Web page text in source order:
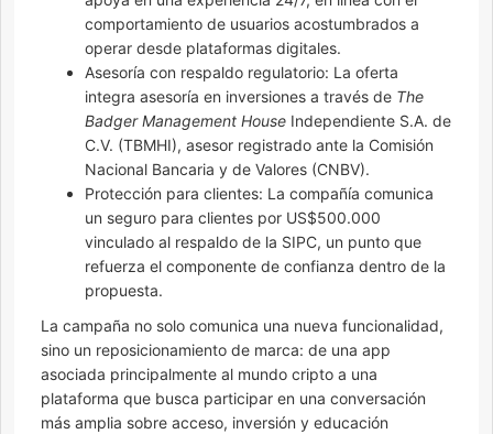
comportamiento de usuarios acostumbrados a
operar desde plataformas digitales.
Asesoría con respaldo regulatorio: La oferta
integra asesoría en inversiones a través de The
Badger Management House Independiente S.A. de
C.V. (TBMHI), asesor registrado ante la Comisión
Nacional Bancaria y de Valores (CNBV).
Protección para clientes: La compañía comunica
un seguro para clientes por US$500.000
vinculado al respaldo de la SIPC, un punto que
refuerza el componente de confianza dentro de la
propuesta.
La campaña no solo comunica una nueva funcionalidad,
sino un reposicionamiento de marca: de una app
asociada principalmente al mundo cripto a una
plataforma que busca participar en una conversación
más amplia sobre acceso, inversión y educación